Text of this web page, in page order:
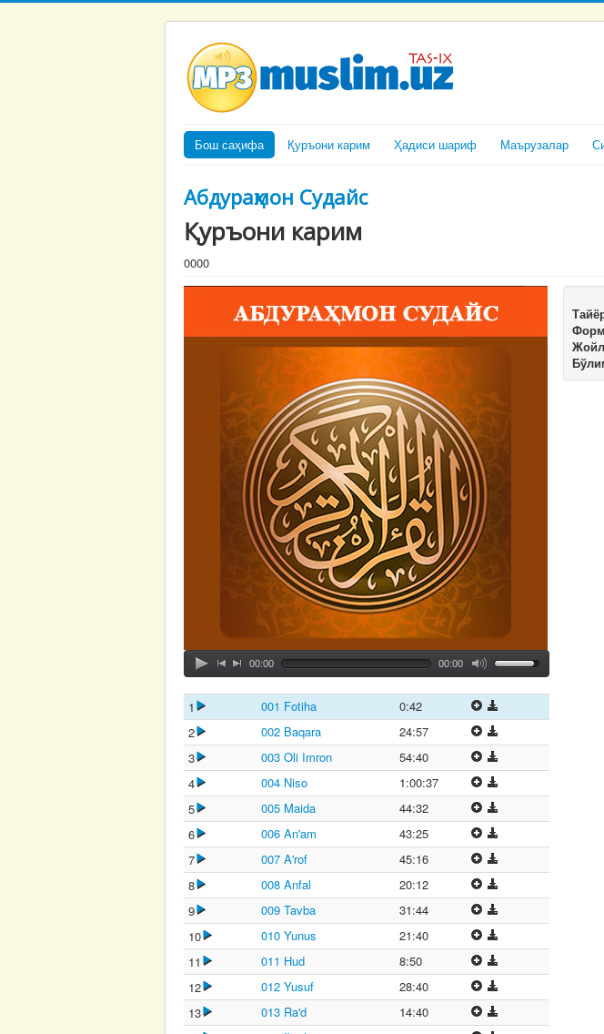
Бош саҳифа Қуръони карим Ҳадиси шариф Маърузалар
Абдураҳмон Судайс
Қуръони карим
0000
00:00 00:00
1 001 Fotiha
0:42
2
002 Baqara
24:57
3
003 Oli Imron
54:40
4
004 Niso
1:00:37
5
005 Maida
44:32
6
006 An'am
43:25
7
007 A'rof
45:16
8
008 Anfal
20:12
9
009 Tavba
31:44
10
010 Yunus
21:40
11
011 Hud
8:50
12
012 Yusuf
28:40
13
013 Ra'd
14:40